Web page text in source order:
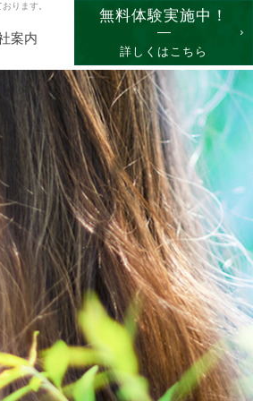
ります。
案内
無料体験実施中！
詳しくはこちら